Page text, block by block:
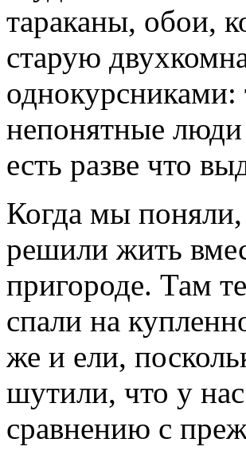
тараканы, обои,
старую
однокурсниками:
непонятные люди
есть разве что
Когда мы поняли,
решили жить
пригороде. Там
спали на
же и ели,
шутили, что у
сравнению с